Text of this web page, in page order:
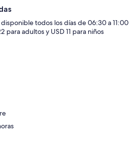
todos los días de 06:30 a 11:00
para adultos y USD 11 para niños